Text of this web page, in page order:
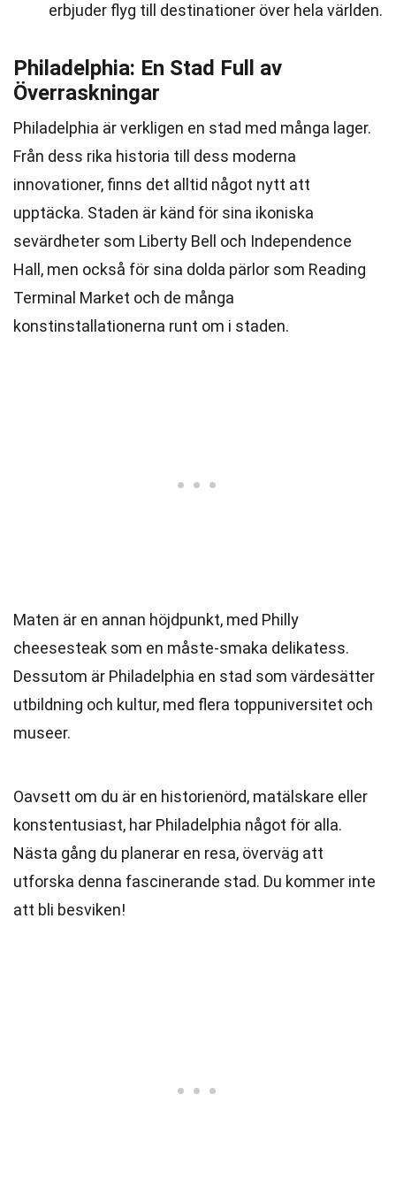
erbjuder flyg till destinationer över hela världen.
Philadelphia: En Stad Full av
Överraskningar
Philadelphia är verkligen en stad med många lager.
Från dess rika historia till dess moderna
innovationer, finns det alltid något nytt att
upptäcka. Staden är känd för sina ikoniska
sevärdheter som Liberty Bell och Independence
Hall, men också för sina dolda pärlor som Reading
Terminal Market och de många
konstinstallationerna runt om i staden.
Maten är en annan höjdpunkt, med Philly
cheesesteak som en måste-smaka delikatess.
Dessutom är Philadelphia en stad som värdesätter
utbildning och kultur, med flera toppuniversitet och
museer.
Oavsett om du är en historienörd, matälskare eller
konstentusiast, har Philadelphia något för alla.
Nästa gång du planerar en resa, överväg att
utforska denna fascinerande stad. Du kommer inte
att bli besviken!